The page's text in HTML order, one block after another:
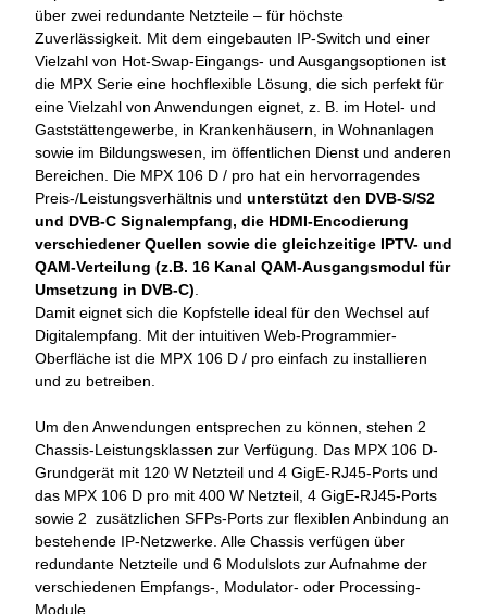
über zwei redundante Netzteile – für höchste
Zuverlässigkeit. Mit dem eingebauten IP-Switch und einer
Vielzahl von Hot-Swap-Eingangs- und Ausgangsoptionen ist
die MPX Serie eine hochflexible Lösung, die sich perfekt für
eine Vielzahl von Anwendungen eignet, z. B. im Hotel- und
Gaststättengewerbe, in Krankenhäusern, in Wohnanlagen
sowie im Bildungswesen, im öffentlichen Dienst und anderen
Bereichen. Die MPX 106 D / pro hat ein hervorragendes
Preis-/Leistungsverhältnis und unterstützt den DVB-S/S2
und DVB-C Signalempfang, die HDMI-Encodierung
verschiedener Quellen sowie die gleichzeitige IPTV- und
QAM-Verteilung (z.B. 16 Kanal QAM-Ausgangsmodul für
Umsetzung in DVB-C)
Damit eignet sich die Kopfstelle ideal für den Wechsel auf
Digitalempfang. Mit der intuitiven Web-Programmier-
Oberfläche ist die MPX 106 D / pro einfach zu installieren
und zu betreiben.
Um den Anwendungen entsprechen zu können, stehen 2
Chassis-Leistungsklassen zur Verfügung. Das MPX 106 D-
Grundgerät mit 120 W Netzteil und 4 GigE-RJ45-Ports und
das MPX 106 D pro mit 400 W Netzteil, 4 GigE-RJ45-Ports
sowie 2 zusätzlichen SFPs-Ports zur flexiblen Anbindung an
bestehende IP-Netzwerke. Alle Chassis verfügen über
redundante Netzteile und 6 Modulslots zur Aufnahme der
verschiedenen Empfangs-, Modulator- oder Processing-
Module.